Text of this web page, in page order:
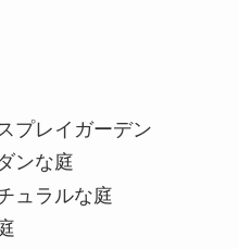
プレイガーデン
ンな庭
ュラルな庭